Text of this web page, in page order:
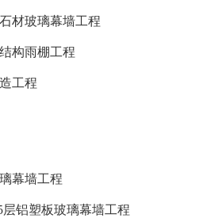
材玻璃幕墙工程
构雨棚工程
工程
幕墙工程
铝塑板玻璃幕墙工程